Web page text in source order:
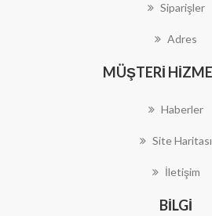
Siparişler
Adres
MÜŞTERI
Haberler
Site Haritası
İletişim
BILGI